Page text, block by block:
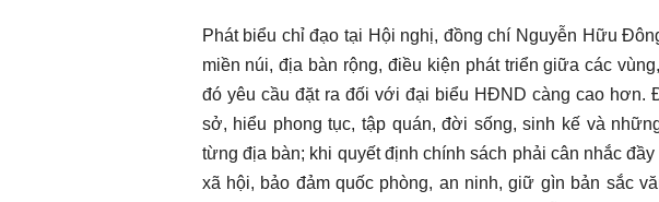
Phát biểu chỉ đạo tại Hội nghị, đồng chí Nguyễn Hữu
miền núi, địa bàn rộng, điều kiện phát triển giữa các
đó yêu cầu đặt ra đối với đại biểu HĐND càng cao hơn.
sở, hiểu phong tục, tập quán, đời sống, sinh kế và
từng địa bàn; khi quyết định chính sách phải cân nhắc
xã hội, bảo đảm quốc phòng, an ninh, giữ gìn bản sắc